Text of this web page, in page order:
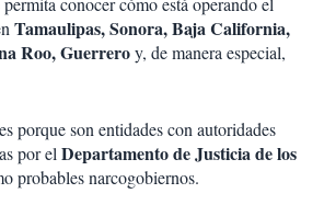
Tamaulipas, Sonora, Baja California,
Roo, Guerreroy, de manera especial,
porque son entidades con autoridades
por elDepartamento de Justicia de los
probables narcogobiernos.